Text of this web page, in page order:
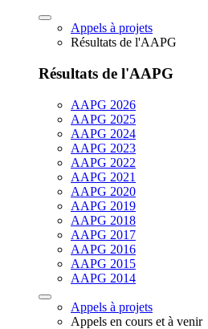
Appels à projets
Résultats de l'AAPG
Résultats de l'AAPG
AAPG 2026
AAPG 2025
AAPG 2024
AAPG 2023
AAPG 2022
AAPG 2021
AAPG 2020
AAPG 2019
AAPG 2018
AAPG 2017
AAPG 2016
AAPG 2015
AAPG 2014
Appels à projets
Appels en cours et à venir